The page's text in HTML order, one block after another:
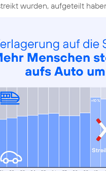
wurden, aufgeteilt